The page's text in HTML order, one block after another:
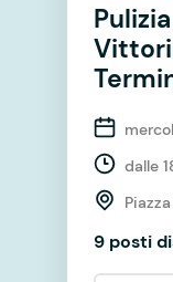
dalle
9 posti